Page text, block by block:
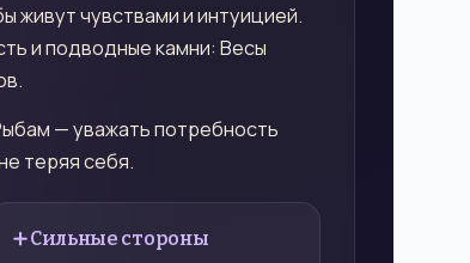
живут чувствами и интуицией.
и подводные камни: Весы
— уважать потребность
теряя себя.
➕ Сильные стороны